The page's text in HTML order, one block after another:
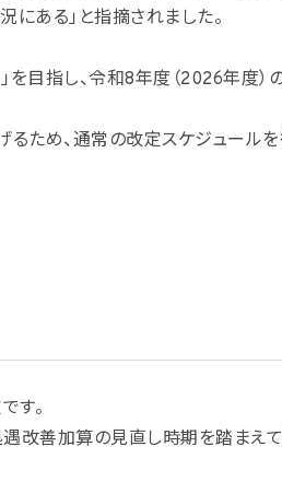
ある」と指摘されました。
を目指し、令和8年度（2026年度
ため、通常の改定スケジュール
す。
改善加算の見直し時期を踏まえ